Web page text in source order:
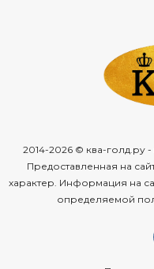
2014-2026 © ква-голд.ру
Предоставленная на
характер. Информация на
определяемой